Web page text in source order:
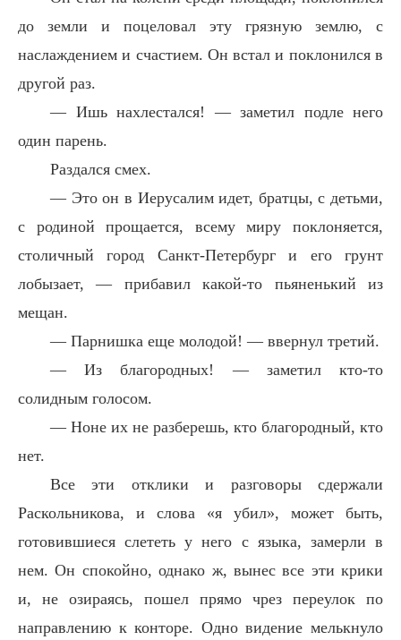
до земли и поцеловал эту грязную землю, с
наслаждением и счастием. Он встал и поклонился в
другой раз.
— Ишь нахлестался! — заметил подле него
один парень.
Раздался смех.
— Это он в Иерусалим идет, братцы, с детьми,
с родиной прощается, всему миру поклоняется,
столичный город Санкт-Петербург и его грунт
лобызает, — прибавил какой-то пьяненький из
мещан.
— Парнишка еще молодой! — ввернул третий.
— Из благородных! — заметил кто-то
солидным голосом.
— Ноне их не разберешь, кто благородный, кто
нет.
Все эти отклики и разговоры сдержали
Раскольникова, и слова «я убил», может быть,
готовившиеся слететь у него с языка, замерли в
нем. Он спокойно, однако ж, вынес все эти крики
и, не озираясь, пошел прямо чрез переулок по
направлению к конторе. Одно видение мелькнуло